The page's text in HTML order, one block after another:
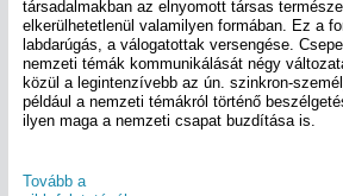
társadalmakban az elnyomott társas
elkerülhetetlenül valamilyen formában. Ez a
labdarúgás, a válogatottak versengése.
nemzeti témák kommunikálását négy
közül a legintenzívebb az ún. szinkron-
például a nemzeti témákról történő
ilyen maga a nemzeti csapat buzdítása is.
Tovább a